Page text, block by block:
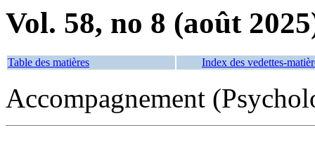
Vol. 58, no 8 (août
Table des matières Index des vedettes-
Accompagnement